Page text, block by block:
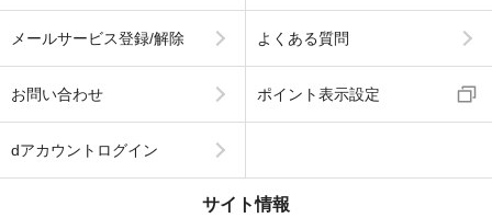
メールサービス登録/解除 よくある質問
お問い合わせ ポイント表示設定
dアカウントログイン
サイト情報